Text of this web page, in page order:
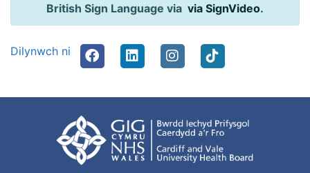
British Sign Language via via SignVideo.
Dilynwch ni